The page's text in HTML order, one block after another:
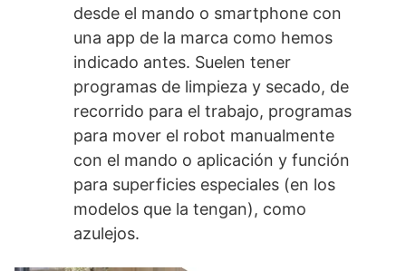
desde el mando o smartphone con
una app de la marca como hemos
indicado antes. Suelen tener
programas de limpieza y secado, de
recorrido para el trabajo, programas
para mover el robot manualmente
con el mando o aplicación y función
para superficies especiales (en los
modelos que la tengan), como
azulejos.